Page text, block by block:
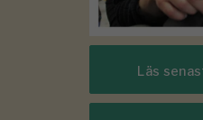
Läs